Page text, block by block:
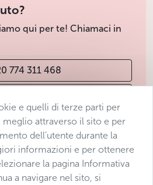
qui per te! Chiamaci in
774 311 468
e quelli di terze parti per
attraverso il sito e per
dell’utente durante la
informazioni e per ottenere
la pagina Informativa
a navigare nel sito, si